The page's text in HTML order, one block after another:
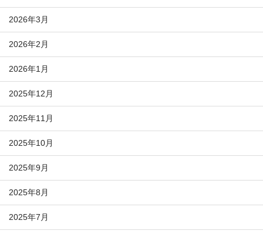
2026年3月
2026年2月
2026年1月
2025年12月
2025年11月
2025年10月
2025年9月
2025年8月
2025年7月